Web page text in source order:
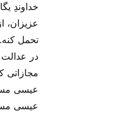
خداوندِ
عزیزان،
تحمل کنه.
در عدالت
مجازاتی
عیسی
عیسی